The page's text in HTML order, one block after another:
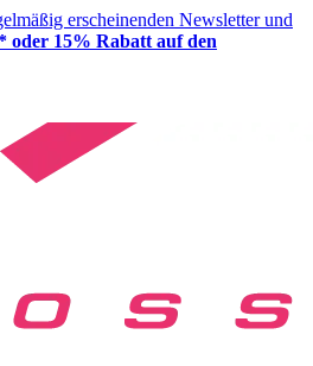
erscheinenden Newsletter und
oder 15% Rabatt auf den